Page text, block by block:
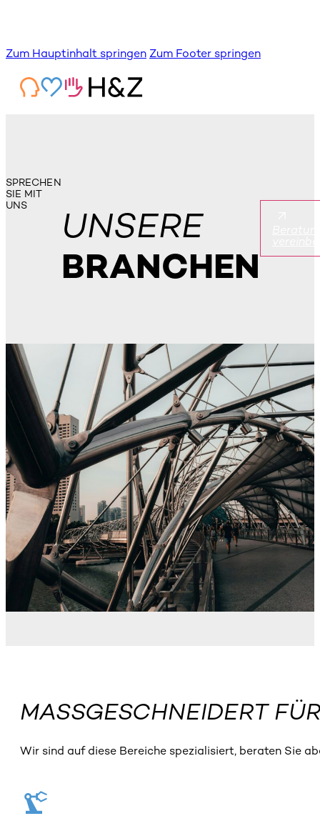
Zum Hauptinhalt springen Zum Footer springen
SPRECHEN
SIE MIT
UNS
UNSERE
BRANCHEN
MASSGESCHNEIDERT
Wir sind auf diese Bereiche spezialisiert, beraten Sie